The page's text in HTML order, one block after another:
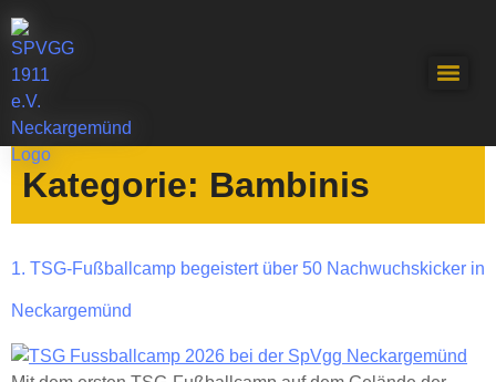
Kategorie: Bambinis
1. TSG-Fußballcamp begeistert über 50 Nachwuchskicker in
Neckargemünd